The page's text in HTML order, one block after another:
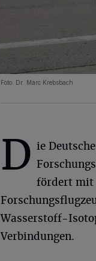
Foto: Dr. Marc Krebsbach
D ie Deutsche
fördert mit
Wasserstoff-
Verbindungen.